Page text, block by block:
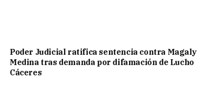
Poder Judicial ratifica sentencia contra Magaly
Medina tras demanda por difamación de Lucho
Cáceres